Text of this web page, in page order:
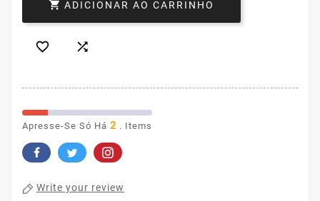
 ADICIONAR AO CARRINHO
 
Apresse-Se Só Há 2 . Items
Write your review